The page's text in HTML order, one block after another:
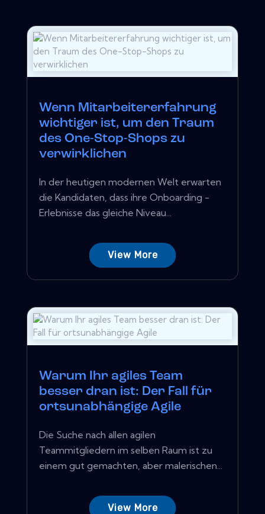
Wenn Mitarbeitererfahrung
wichtiger ist, um den Traum
des One-Stop-Shops zu
verwirklichen
In der heutigen modernen Welt erwarten
die Kandidaten, dass ihre Onboarding -
Erlebnisse das gleiche Niveau...
View More
Warum Ihr agiles Team
besser dran ist: Der Fall für
ortsunabhängige Agile
Die Suche nach allen agilen
Teammitgliedern im selben Raum ist zu
einem gut gemachten, aber malerischen...
View More